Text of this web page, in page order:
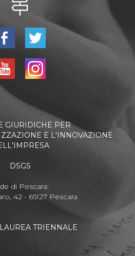
GIURIDICHE PER
E L'INNOVAZIONE
DSGS
di Pescara:
42 - 65127 Pescara
TRIENNALE